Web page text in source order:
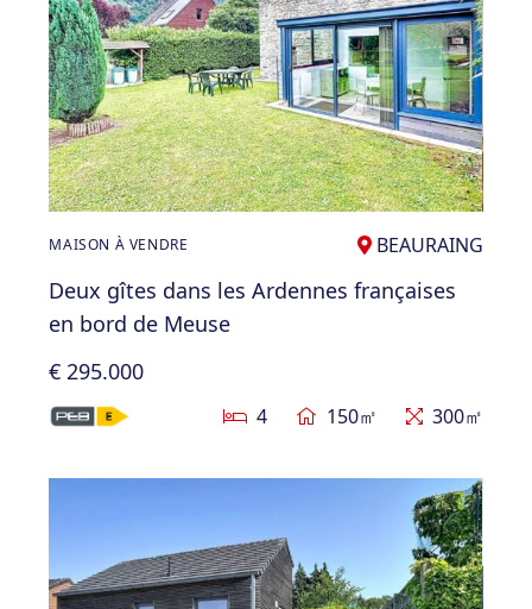
MAISON À VENDRE BEAURAING
Deux gîtes dans les Ardennes françaises
en bord de Meuse
€ 295.000
4 150㎡ 300㎡